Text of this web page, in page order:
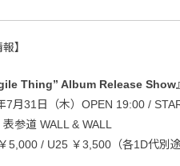
】
Thing” Album Release Show』
7月31日（木）OPEN 19:00 /
参道 WALL & WALL
5,000 / U25 ￥3,500（各1D代別途